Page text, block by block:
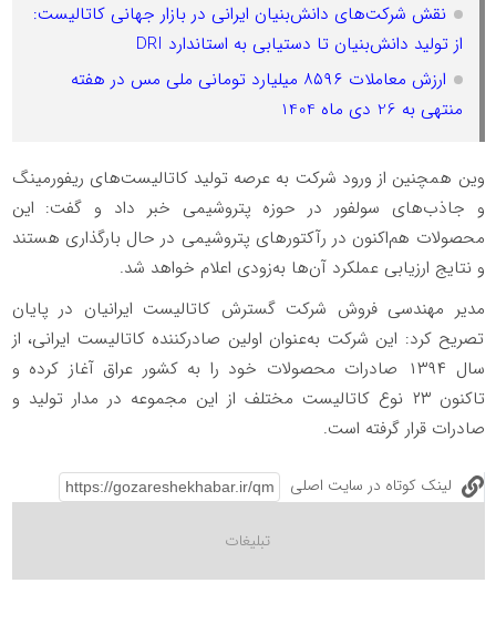
نقش شرکت‌های دانش‌بنیان ایرانی در بازار جهانی کاتالیست:
از تولید دانش‌بنیان تا دستیابی به استاندارد DRI
ارزش معاملات ۸۵۹۶ میلیارد تومانی ملی مس در هفته
منتهی به 26 دی ماه 1404
وین همچنین از ورود شرکت به عرصه تولید کاتالیست‌های ریفورمینگ
و جاذب‌های سولفور در حوزه پتروشیمی خبر داد و گفت: این
محصولات هم‌اکنون در رآکتورهای پتروشیمی در حال بارگذاری هستند
و نتایج ارزیابی عملکرد آن‌ها به‌زودی اعلام خواهد شد.
مدیر مهندسی فروش شرکت گسترش کاتالیست ایرانیان در پایان
تصریح کرد: این شرکت به‌عنوان اولین صادرکننده کاتالیست ایرانی، از
سال ۱۳۹۴ صادرات محصولات خود را به کشور عراق آغاز کرده و
تاکنون ۲۳ نوع کاتالیست مختلف از این مجموعه در مدار تولید و
صادرات قرار گرفته است.
لینک کوتاه در سایت اصلی